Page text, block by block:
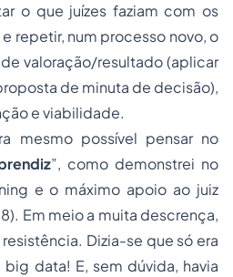
o que juízes faziam com os
repetir, num processo novo, o
valoração/resultado (aplicar
de minuta de decisão),
e viabilidade.
mesmo possível pensar no
”, como demonstrei no
e o máximo apoio ao juiz
Em meio a muita descrença,
Dizia-se que só era
big data! E, sem dúvida, havia